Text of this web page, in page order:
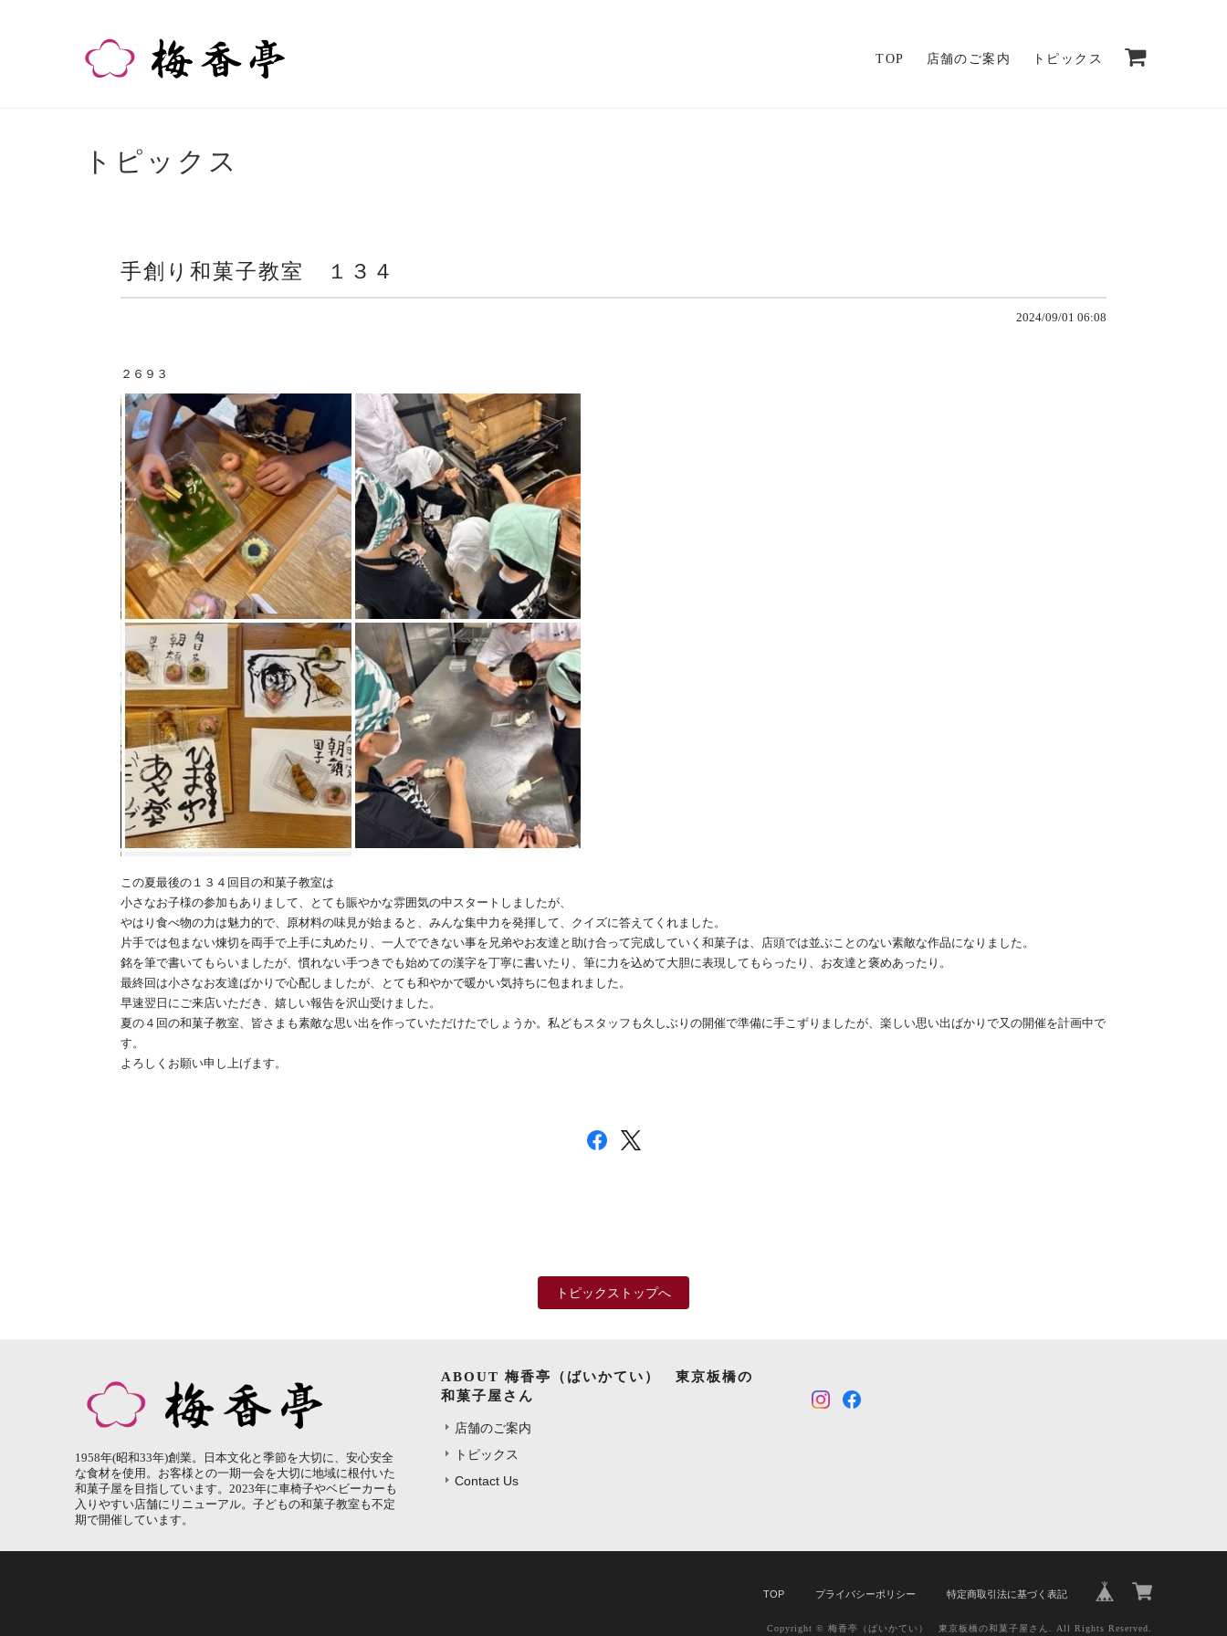
TOP 店舗のご案内 トピックス
トピックス
手創り和菓子教室 １３４
2024/09/01 06:08
２６９３
この夏最後の１３４回目の和菓子教室は
小さなお子様の参加もありまして、とても賑やかな雰囲気の中スタートしましたが、
やはり食べ物の力は魅力的で、原材料の味見が始まると、みんな集中力を発揮して、クイズに答えてくれました。
片手では包まない煉切を両手で上手に丸めたり、一人でできない事を兄弟やお友達と助け合って完成していく和菓子は、店頭では並ぶことのない素敵な作品になりました。
銘を筆で書いてもらいましたが、慣れない手つきでも始めての漢字を丁寧に書いたり、筆に力を込めて大胆に表現してもらったり、お友達と褒めあったり。
最終回は小さなお友達ばかりで心配しましたが、とても和やかで暖かい気持ちに包まれました。
早速翌日にご来店いただき、嬉しい報告を沢山受けました。
夏の４回の和菓子教室、皆さまも素敵な思い出を作っていただけたでしょうか。私どもスタッフも久しぶりの開催で準備に手こずりましたが、楽しい思い出ばかりで又の開催を計画中で
す。
よろしくお願い申し上げます。
トピックストップへ
1958年(昭和33年)創業。日本文化と季節を大切に、安心安全
な食材を使用。お客様との一期一会を大切に地域に根付いた
和菓子屋を目指しています。2023年に車椅子やベビーカーも
入りやすい店舗にリニューアル。子どもの和菓子教室も不定
期で開催しています。
ABOUT 梅香亭（ばいかてい） 東京板橋の
和菓子屋さん
店舗のご案内
トピックス
Contact Us
TOP プライバシーポリシー 特定商取引法に基づく表記
Copyright © 梅香亭（ばいかてい） 東京板橋の和菓子屋さん. All Rights Reserved.